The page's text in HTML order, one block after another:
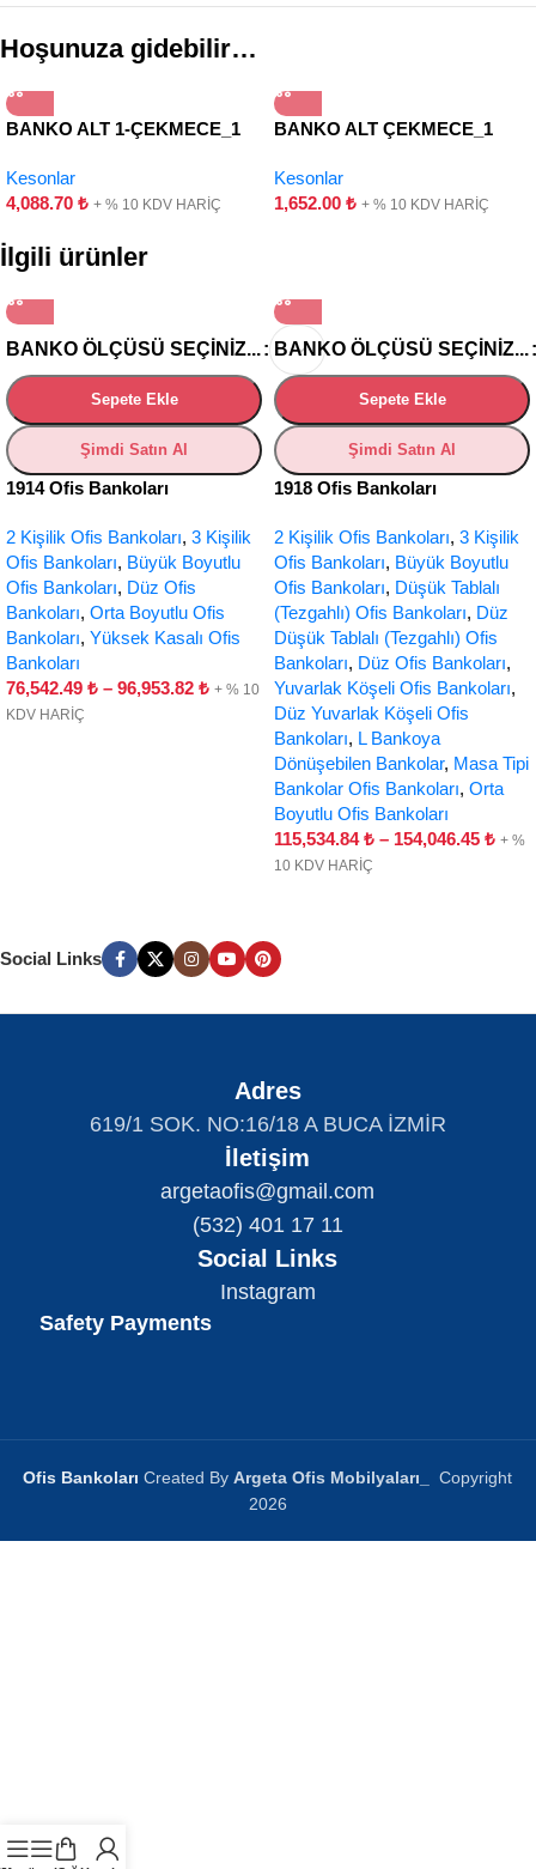
Hoşunuza gidebilir…
BANKO ALT 1-ÇEKMECE_1
Kesonlar
4,088.70 ₺ + % 10 KDV HARİÇ
BANKO ALT ÇEKMECE_1
Kesonlar
1,652.00 ₺ + % 10 KDV HARİÇ
İlgili ürünler
BANKO ÖLÇÜSÜ SEÇINIZ...
Sepete Ekle
Şimdi Satın Al
1914 Ofis Bankoları
2 Kişilik Ofis Bankoları, 3 Kişilik
Ofis Bankoları, Büyük Boyutlu
Ofis Bankoları, Düz Ofis
Bankoları, Orta Boyutlu Ofis
Bankoları, Yüksek Kasalı Ofis
Bankoları
76,542.49 ₺ – 96,953.82 ₺ + % 10
KDV HARİÇ
BANKO ÖLÇÜSÜ SEÇINIZ...
Sepete Ekle
Şimdi Satın Al
1918 Ofis Bankoları
2 Kişilik Ofis Bankoları, 3 Kişilik
Ofis Bankoları, Büyük Boyutlu
Ofis Bankoları, Düşük Tablalı
(Tezgahlı) Ofis Bankoları, Düz
Düşük Tablalı (Tezgahlı) Ofis
Bankoları, Düz Ofis Bankoları,
Yuvarlak Köşeli Ofis Bankoları,
Düz Yuvarlak Köşeli Ofis
Bankoları, L Bankoya
Dönüşebilen Bankolar, Masa Tipi
Bankolar Ofis Bankoları, Orta
Boyutlu Ofis Bankoları
115,534.84₺ – 154,046.45 ₺ + %
10 KDV HARİÇ
Social Links
Adres
619/1 SOK. NO:16/18 A BUCA İZMİR
İletişim
argetaofis@gmail.com
(532) 401 17 11
Social Links
Instagram
Safety Payments
Ofis Bankoları Created ByArgeta Ofis Mobilyaları
Copyright
2026